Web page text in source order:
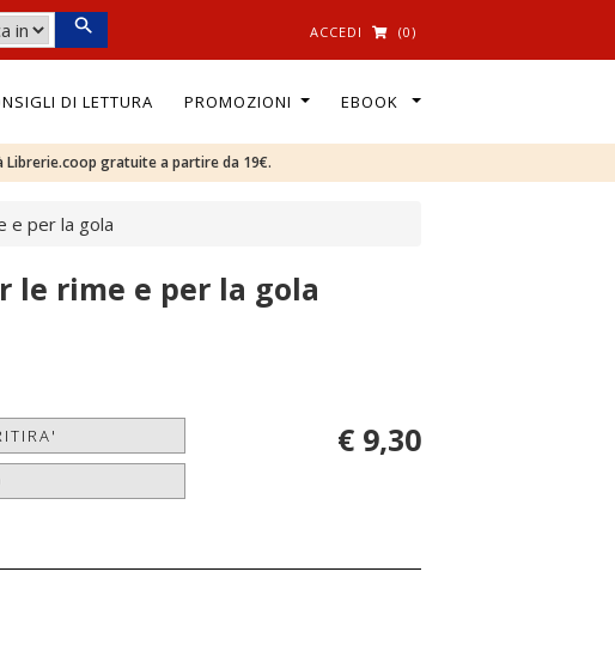
ACCEDI (0)
DI LETTURA PROMOZIONI EBOOK
Librerie.coop gratuite a partire da 19€.
e per la gola
le rime e per la gola
€ 9,30